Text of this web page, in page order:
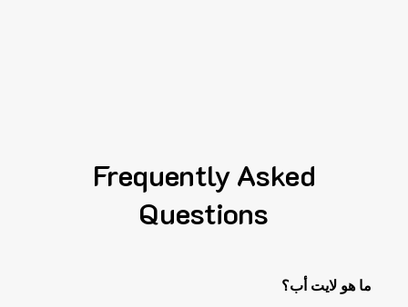
Frequently Asked
Questions
ما هو لايت أب؟